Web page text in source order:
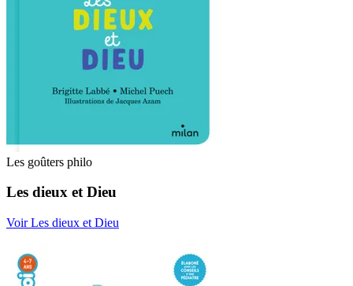
Les goûters philo
Les dieux et Dieu
Voir Les dieux et Dieu